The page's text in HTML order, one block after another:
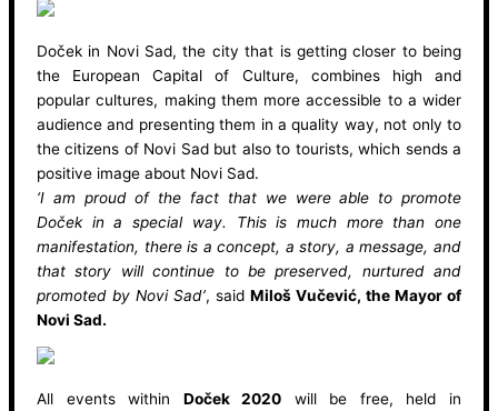
Doček in Novi Sad, the city that is getting closer to being
the European Capital of Culture, combines high and
popular cultures, making them more accessible to a wider
audience and presenting them in a quality way, not only to
the citizens of Novi Sad but also to tourists, which sends a
positive image about Novi Sad.
‘I am proud of the fact that we were able to promote
Doček in a special way. This is much more than one
manifestation, there is a concept, a story, a message, and
that story will continue to be preserved, nurtured and
promoted by Novi Sad’, said Miloš Vučević, the Mayor of
Novi Sad.
All events within Doček 2020 will be free, held in